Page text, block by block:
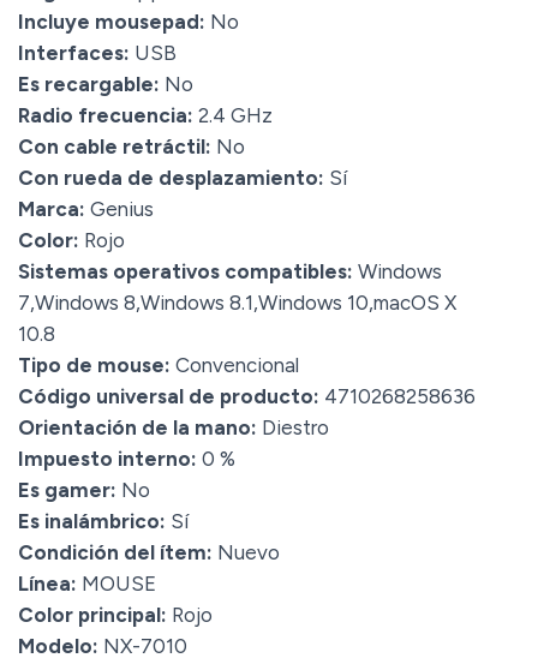
Incluye mousepad: No
Interfaces: USB
Es recargable: No
Radio frecuencia: 2.4 GHz
Con cable retráctil: No
Con rueda de desplazamiento: Sí
Marca: Genius
Color: Rojo
Sistemas operativos compatibles: Windows
7,Windows 8,Windows 8.1,Windows 10,macOS X
10.8
Tipo de mouse: Convencional
Código universal de producto: 4710268258636
Orientación de la mano: Diestro
Impuesto interno: 0 %
Es gamer: No
Es inalámbrico: Sí
Condición del ítem: Nuevo
Línea: MOUSE
Color principal: Rojo
Modelo: NX-7010